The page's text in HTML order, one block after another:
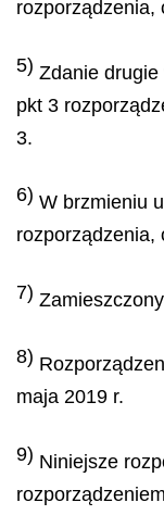
rozporządzenia,
5) Zdanie
pkt 3
3.
6) W brzmieniu
rozporządzenia,
7)
8)
maja 2019 r.
9) Niniejsze